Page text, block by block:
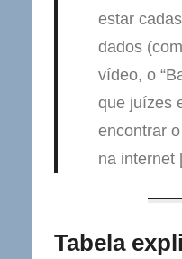
estar
dados
vídeo, o
que juízes
encontrar
na internet
Tabela